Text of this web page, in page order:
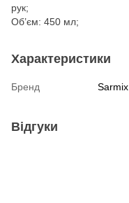
рук;
Об’єм: 450 мл;
Характеристики
Бренд Sarmix
Відгуки